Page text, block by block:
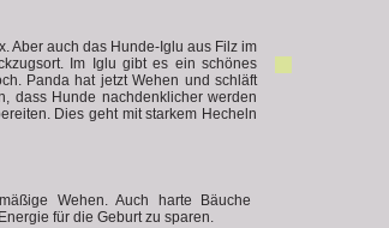
Aber auch das Hunde-Iglu aus Filz im
Im Iglu gibt es ein schönes
Panda hat jetzt Wehen und schläft
dass Hunde nachdenklicher werden
Dies geht mit starkem Hecheln
Wehen. Auch harte Bäuche
für die Geburt zu sparen.